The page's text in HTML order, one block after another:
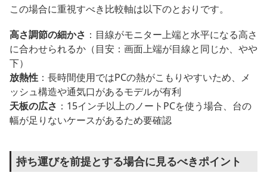
この場合に重視すべき比較軸は以下のとおりです。
高さ調節の細かさ ：目線がモニター上端と水平になる高さ
に合わせられるか（目安：画面上端が目線と同じか、やや
下）
放熱性 ：長時間使用ではPCの熱がこもりやすいため、メ
ッシュ構造や通気口があるモデルが有利
天板の広さ ：15インチ以上のノートPCを使う場合、台の
幅が足りないケースがあるため要確認
持ち運びを前提とする場合に見るべきポイント